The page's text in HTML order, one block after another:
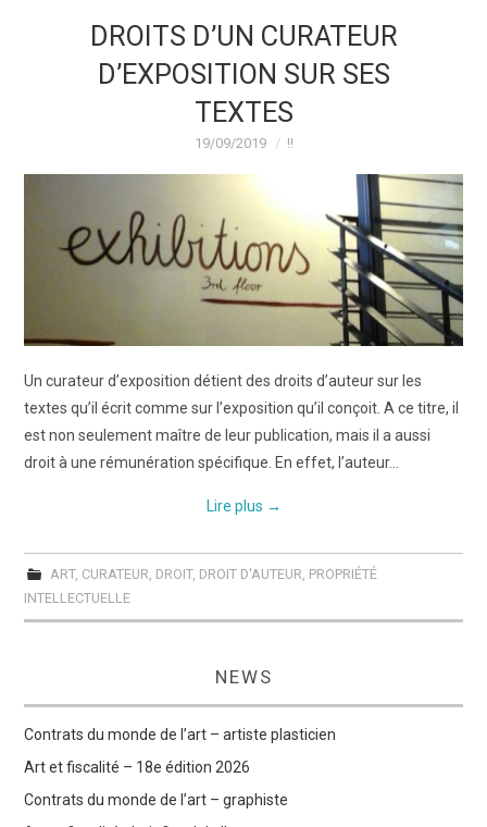
DROITS D’UN CURATEUR
D’EXPOSITION SUR SES
TEXTES
19/09/2019 !!
Un curateur d’exposition détient des droits d’auteur sur les
textes qu’il écrit comme sur l’exposition qu’il conçoit. A ce titre, il
est non seulement maître de leur publication, mais il a aussi
droit à une rémunération spécifique. En effet, l’auteur…
Lire plus →
ART, CURATEUR DROIT, DROIT D'AUTEUR PROPRIÉTÉ
INTELLECTUELLE
NEWS
Contrats du monde de l’art – artiste plasticien
Art et fiscalité – 18e édition 2026
Contrats du monde de l’art – graphiste